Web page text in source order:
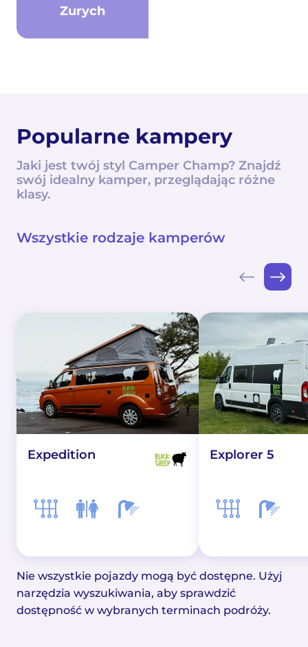
Zurych
Popularne kampery
Jaki jest twój styl Camper Champ? Znajdź
swój idealny kamper, przeglądając różne
klasy.
Wszystkie rodzaje kamperów
Expedition Explorer 5
Nie wszystkie pojazdy mogą być dostępne. Użyj
narzędzia wyszukiwania, aby sprawdzić
dostępność w wybranych terminach podróży.